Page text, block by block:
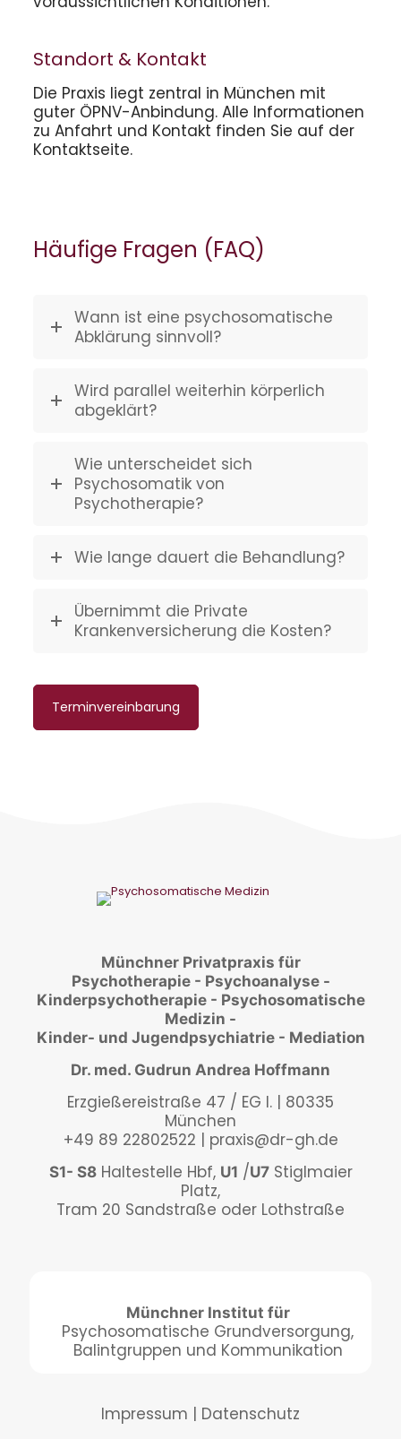
Standort & Kontakt
Die Praxis liegt zentral in München mit
guter ÖPNV-Anbindung. Alle Informationen
zu Anfahrt und Kontakt finden Sie auf der
Kontaktseite.
Häufige Fragen (FAQ)
Wann ist eine psychosomatische
Abklärung sinnvoll?
Wird parallel weiterhin körperlich
abgeklärt?
Wie unterscheidet sich
Psychosomatik von
Psychotherapie?
Wie lange dauert die Behandlung?
Übernimmt die Private
Krankenversicherung die Kosten?
Terminvereinbarung
Münchner Privatpraxis für
Psychotherapie - Psychoanalyse -
Kinderpsychotherapie - Psychosomatische
Medizin -
Kinder- und Jugendpsychiatrie - Mediation
Dr. med. Gudrun Andrea Hoffmann
Erzgießereistraße 47 / EG I. | 80335
München
+49 89 22802522 | praxis@dr-gh.de
S1- S8Haltestelle Hbf, U1 /U7Stiglmaier
Platz,
Tram 20 Sandstraße oder Lothstraße
Münchner Institut für
Psychosomatische Grundversorgung,
Balintgruppen und Kommunikation
Impressum | Datenschutz